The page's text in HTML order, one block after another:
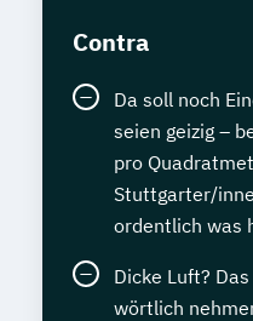
Contra
Da soll noch
seien geizig –
pro
Stuttgarter/
ordentlich was
Dicke Luft?
wörtlich